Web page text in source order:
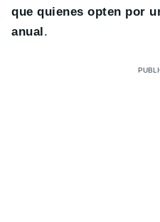
que quienes opten por
anual .